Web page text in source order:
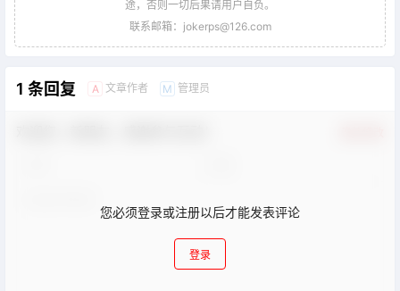
途，否则一切后果请用户自负。
联系邮箱：jokerps@126.com
1 条回复 A 文章作者 M 管理员
您必须登录或注册以后才能发表评论
登录